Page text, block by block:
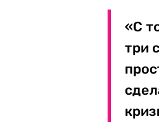
«С
три